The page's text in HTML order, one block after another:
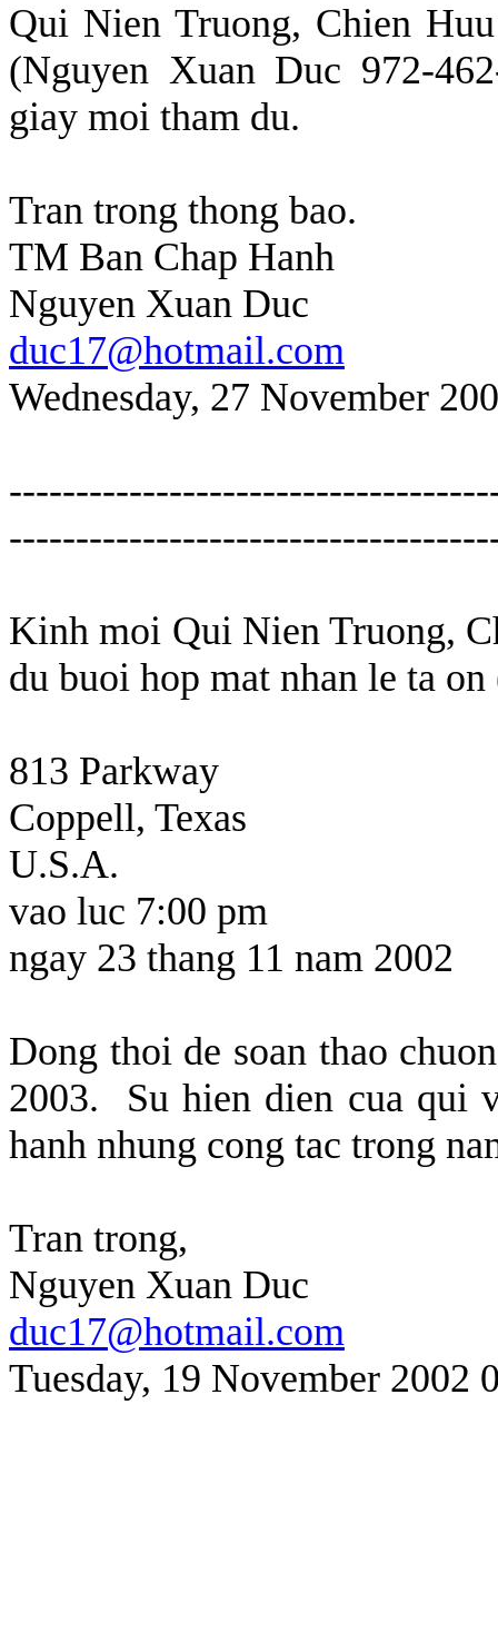
Qui Nien Truong, Chien
(Nguyen Xuan Duc 972-
giay moi tham du.
Tran trong thong bao.
TM Ban Chap Hanh
Nguyen Xuan Duc
duc17@hotmail.com
Wednesday, 27 November
Kinh moi Qui Nien Truong,
du buoi hop mat nhan le ta
813 Parkway
Coppell, Texas
U.S.A.
vao luc 7:00 pm
ngay 23 thang 11 nam 2002
Dong thoi de soan thao
2003.
Su hien dien cua qui
hanh nhung cong tac trong
Tran trong,
Nguyen Xuan Duc
duc17@hotmail.com
Tuesday, 19 November 2002